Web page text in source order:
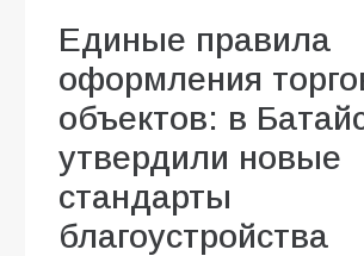
Единые правила
оформления
объектов: в
утвердили новые
стандарты
благоустройства